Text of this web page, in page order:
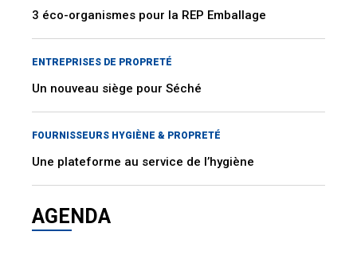
3 éco-organismes pour la REP Emballage
ENTREPRISES DE PROPRETÉ
Un nouveau siège pour Séché
FOURNISSEURS HYGIÈNE & PROPRETÉ
Une plateforme au service de l’hygiène
AGENDA